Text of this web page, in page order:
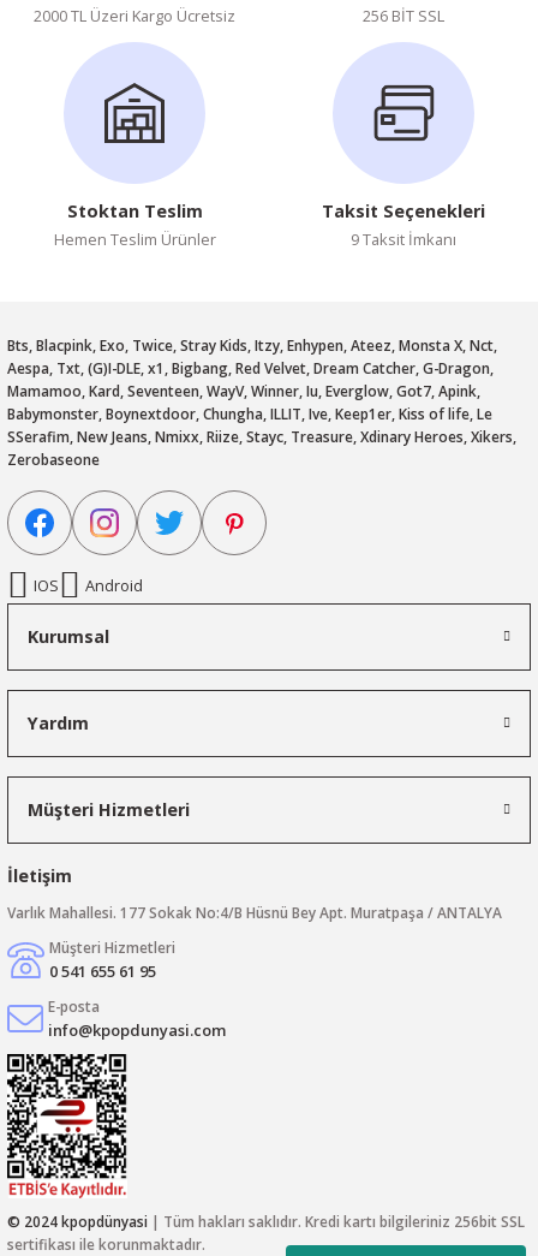
2000 TL Üzeri Kargo Ücretsiz 256 BİT SSL
Stoktan Teslim
Hemen Teslim Ürünler
Taksit Seçenekleri
9 Taksit İmkanı
Bts, Blacpink, Exo, Twice, Stray Kids, Itzy, Enhypen, Ateez, Monsta X, Nct,
Aespa, Txt, (G)I-DLE, x1, Bigbang, Red Velvet, Dream Catcher, G-Dragon,
Mamamoo, Kard, Seventeen, WayV, Winner, Iu, Everglow, Got7, Apink,
Babymonster, Boynextdoor, Chungha, ILLIT, Ive, Keep1er, Kiss of life, Le
SSerafim, New Jeans, Nmixx, Riize, Stayc, Treasure, Xdinary Heroes, Xikers,
Zerobaseone
IOS Android
Kurumsal
Yardım
Müşteri Hizmetleri
İletişim
Varlık Mahallesi. 177 Sokak No:4/B Hüsnü Bey Apt. Muratpaşa / ANTALYA
Müşteri Hizmetleri
0 541 655 61 95
E-posta
info@kpopdunyasi.com
© 2024 kpopdünyasi | Tüm hakları saklıdır. Kredi kartı bilgileriniz 256bit SSL
sertifikası ile korunmaktadır.